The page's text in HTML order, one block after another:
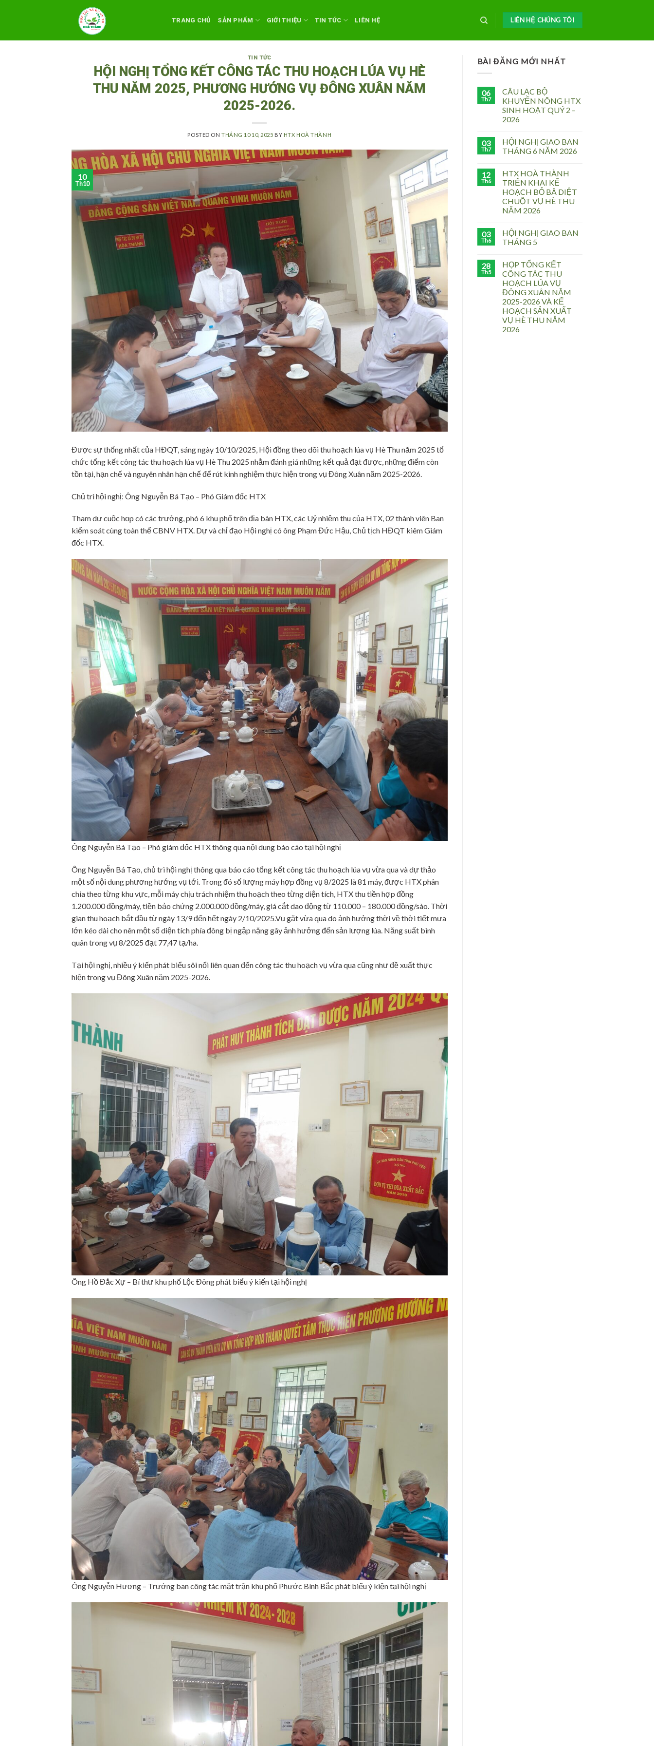
TRANG CHỦ SẢN PHẨM GIỚI THIỆU TIN TỨC LIÊN HỆ LIÊN HỆ CHÚNG TÔI
TIN TỨC
HỘI NGHỊ TỔNG KẾT CÔNG TÁC THU HOẠCH LÚA VỤ HÈ
THU NĂM 2025, PHƯƠNG HƯỚNG VỤ ĐÔNG XUÂN NĂM
2025-2026.
POSTED ONTHÁNG 10 10, 2025 BY HTX HOÀ THÀNH
10
Th10
Được sự thống nhất của HĐQT, sáng ngày 10/10/2025, Hội đồng theo dõi thu hoạch lúa vụ Hè Thu năm 2025 tổ
chức tổng kết công tác thu hoạch lúa vụ Hè Thu 2025 nhằm đánh giá những kết quả đạt được, những điểm còn
tồn tại, hạn chế và nguyên nhân hạn chế để rút kinh nghiệm thực hiện trong vụ Đông Xuân năm 2025-2026.
Chủ trì hội nghị: Ông Nguyễn Bá Tạo – Phó Giám đốc HTX
Tham dự cuộc họp có các trưởng, phó 6 khu phố trên địa bàn HTX, các Uỷ nhiệm thu của HTX, 02 thành viên Ban
kiểm soát cùng toàn thể CBNV HTX. Dự và chỉ đạo Hội nghị có ông Phạm Đức Hậu, Chủ tịch HĐQT kiêm Giám
đốc HTX.
Ông Nguyễn Bá Tạo – Phó giám đốc HTX thông qua nội dung báo cáo tại hội nghị
Ông Nguyễn Bá Tạo, chủ trì hội nghị thông qua báo cáo tổng kết công tác thu hoạch lúa vụ vừa qua và dự thảo
một số nội dung phương hướng vụ tới. Trong đó số lượng máy hợp đồng vụ 8/2025 là 81 máy, được HTX phân
chia theo từng khu vực, mỗi máy chịu trách nhiệm thu hoạch theo từng diện tích, HTX thu tiền hợp đồng
1.200.000 đồng/máy, tiền bảo chứng 2.000.000 đồng/máy, giá cắt dao động từ 110.000 – 180.000 đồng/sào. Thời
gian thu hoạch bắt đầu từ ngày 13/9 đến hết ngày 2/10/2025.Vụ gặt vừa qua do ảnh hưởng thời về thời tiết mưa
lớn kéo dài cho nên một số diện tích phía đông bị ngập nặng gây ảnh hưởng đến sản lượng lúa. Năng suất bình
quân trong vụ 8/2025 đạt 77,47 tạ/ha.
Tại hội nghị, nhiều ý kiến phát biểu sôi nổi liên quan đến công tác thu hoạch vụ vừa qua cũng như đề xuất thực
hiện trong vụ Đông Xuân năm 2025-2026.
Ông Hồ Đắc Xự – Bí thư khu phố Lộc Đông phát biểu ý kiến tại hội nghị
Ông Nguyễn Hương – Trưởng ban công tác mặt trận khu phố Phước Bình Bắc phát biểu ý kiện tại hội nghị
BÀI ĐĂNG MỚI NHẤT
06
Th7
CÂU LẠC BỘ
KHUYẾN NÔNG HTX
SINH HOẠT QUÝ 2 –
2026
03
Th7
HỘI NGHỊ GIAO BAN
THÁNG 6 NĂM 2026
12
Th6
HTX HOÀ THÀNH
TRIỂN KHAI KẾ
HOẠCH BỎ BÃ DIỆT
CHUỘT VỤ HÈ THU
NĂM 2026
03
Th6
HỘI NGHỊ GIAO BAN
THÁNG 5
28
Th5
HỌP TỔNG KẾT
CÔNG TÁC THU
HOẠCH LÚA VỤ
ĐÔNG XUÂN NĂM
2025-2026 VÀ KẾ
HOẠCH SẢN XUẤT
VỤ HÈ THU NĂM
2026